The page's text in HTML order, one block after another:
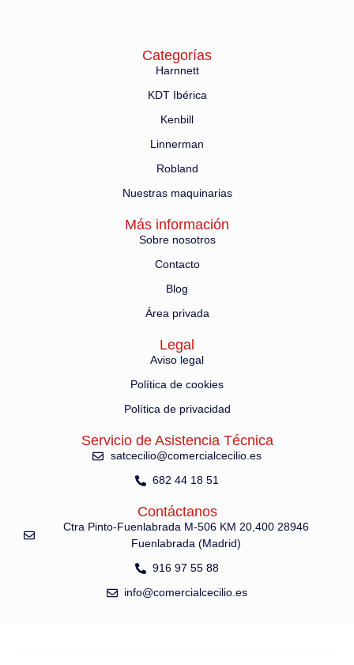
Categorías
Harnnett
KDT Ibérica
Kenbill
Linnerman
Robland
Nuestras maquinarias
Más información
Sobre nosotros
Contacto
Blog
Área privada
Legal
Aviso legal
Política de cookies
Política de privacidad
Servicio de Asistencia Técnica
satcecilio@comercialcecilio.es
682 44 18 51
Contáctanos
Ctra Pinto-Fuenlabrada M-506 KM 20,400 28946
Fuenlabrada (Madrid)
916 97 55 88
info@comercialcecilio.es